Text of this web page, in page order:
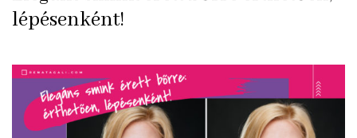
lépésenként!